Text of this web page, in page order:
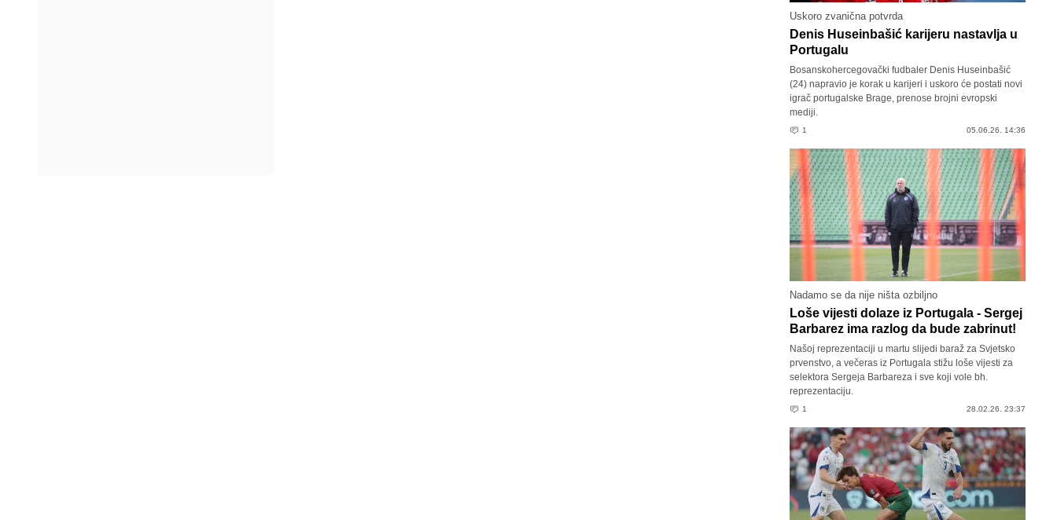
Uskoro zvanična potvrda
Denis Huseinbašić karijeru nastavlja u
Portugalu
Bosanskohercegovački fudbaler Denis Huseinbašić
(24) napravio je korak u karijeri i uskoro će postati novi
igrač portugalske Brage, prenose brojni evropski
mediji.
1 05.06.26. 14:36
Nadamo se da nije ništa ozbiljno
Loše vijesti dolaze iz Portugala - Sergej
Barbarez ima razlog da bude zabrinut!
Našoj reprezentaciji u martu slijedi baraž za Svjetsko
prvenstvo, a večeras iz Portugala stižu loše vijesti za
selektora Sergeja Barbareza i sve koji vole bh.
reprezentaciju.
1 28.02.26. 23:37